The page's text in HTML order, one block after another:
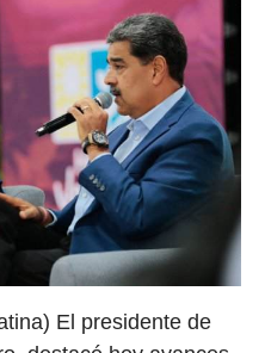
El presidente de